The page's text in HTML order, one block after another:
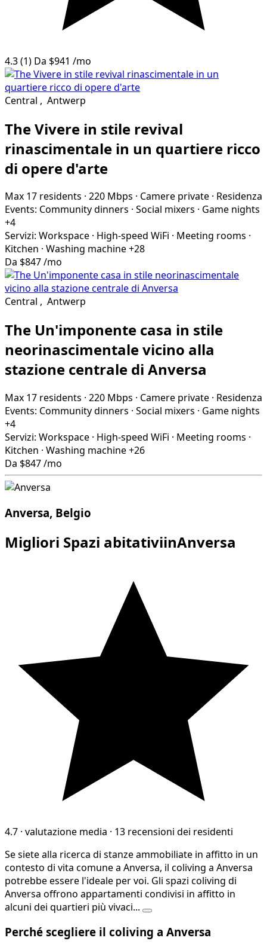
4.3(1) Da $941 /mo
Central , Antwerp
The Vivere in stile revival
rinascimentale in un quartiere ricco
di opere d'arte
Max 17 residents · 220 Mbps · Camere private · Residenza
Events: Community dinners · Social mixers · Game nights
+4
Servizi: Workspace · High-speed WiFi · Meeting rooms ·
Kitchen · Washing machine+28
Da $847/mo
Central , Antwerp
The Un'imponente casa in stile
neorinascimentale vicino alla
stazione centrale di Anversa
Max 17 residents · 220 Mbps · Camere private · Residenza
Events: Community dinners · Social mixers · Game nights
+4
Servizi: Workspace · High-speed WiFi · Meeting rooms ·
Kitchen · Washing machine+26
Da $847/mo
Anversa, Belgio
Migliori Spazi abitativiinAnversa
4.7 · valutazione media · 13 recensioni dei residenti
Se siete alla ricerca di stanze ammobiliate in affitto in un
contesto di vita comune a Anversa, il coliving a Anversa
potrebbe essere l'ideale per voi. Gli spazi coliving di
Anversa offrono appartamenti condivisi in affitto in
alcuni dei quartieri più vivaci...
Perché scegliere il coliving a Anversa